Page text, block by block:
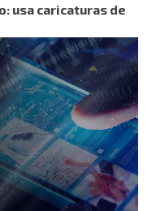
usa caricaturas de